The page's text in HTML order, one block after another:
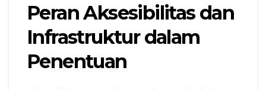
Peran Aksesibilitas dan
Infrastruktur dalam
Penentuan